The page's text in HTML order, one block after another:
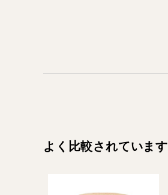
よく比較されています